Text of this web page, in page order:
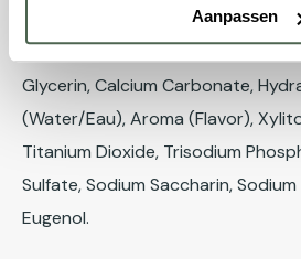
Aanpassen
Ingrediënten
Glycerin, Calcium Carbonate,
(Water/Eau), Aroma (Flavor),
Titanium Dioxide, Trisodium
Sulfate, Sodium Saccharin,
Eugenol.